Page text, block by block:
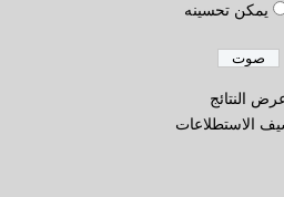
يمكن تحسينه
النتائج
الاستطلاعات